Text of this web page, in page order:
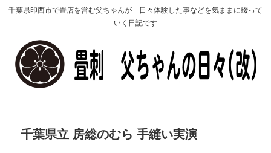
千葉県印西市で畳店を営む父ちゃんが 日々体験した事などを気ままに綴って
いく日記です
千葉県立 房総のむら 手縫い実演